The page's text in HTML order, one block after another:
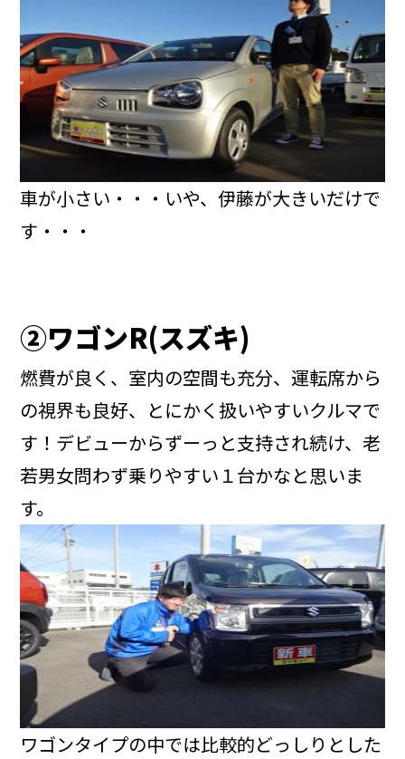
車が小さい・・・いや、伊藤が大きいだけで
す・・・
➁ワゴンR(スズキ)
燃費が良く、室内の空間も充分、運転席から
の視界も良好、とにかく扱いやすいクルマで
す！デビューからずーっと支持され続け、老
若男女問わず乗りやすい１台かなと思いま
す。
ワゴンタイプの中では比較的どっしりとした